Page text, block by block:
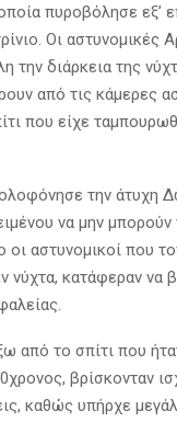
πυροβόλησε εξ’
Οι αστυνομικές
την διάρκεια της
από τις κάμερες
που είχε
την άτυχη
να μην μπορούν
αστυνομικοί που
νύχτα, κατάφεραν να
από το σπίτι που
βρίσκονταν
καθώς υπήρχε